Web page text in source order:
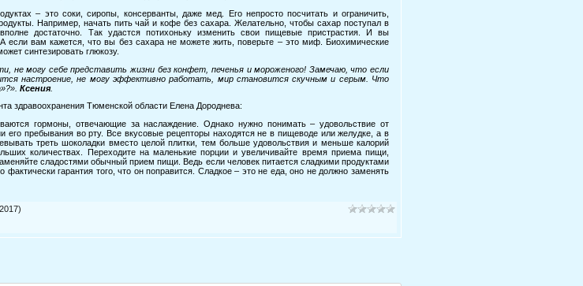
– это соки, сиропы, консерванты, даже мед. Его непросто посчитать и ограничить,
Например, начать пить чай и кофе без сахара. Желательно, чтобы сахар поступал в
достаточно. Так удастся потихоньку изменить свои пищевые пристрастия. И вы
если вам кажется, что вы без сахара не можете жить, поверьте – это миф. Биохимические
синтезировать глюкозу.
не могу себе представить жизни без конфет, печенья и мороженого! Замечаю, что если
настроение, не могу эффективно работать, мир становится скучным и серым. Что
Ксения.
здравоохранения Тюменской области Елена Дороднева:
гормоны, отвечающие за наслаждение. Однако нужно понимать – удовольствие от
его пребывания во рту. Все вкусовые рецепторы находятся не в пищеводе или желудке, а в
треть шоколадки вместо целой плитки, тем больше удовольствия и меньше калорий
количествах. Переходите на маленькие порции и увеличивайте время приема пищи,
сладостями обычный прием пищи. Ведь если человек питается сладкими продуктами
фактически гарантия того, что он поправится. Сладкое – это не еда, оно не должно заменять